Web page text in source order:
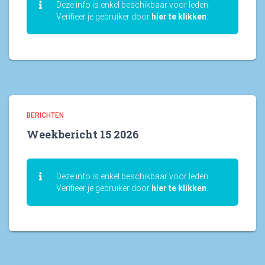
Deze info is enkel beschikbaar voor leden.
Verifieer je gebruiker door hier te klikken
BERICHTEN
Weekbericht 15 2026
Deze info is enkel beschikbaar voor leden.
Verifieer je gebruiker door hier te klikken